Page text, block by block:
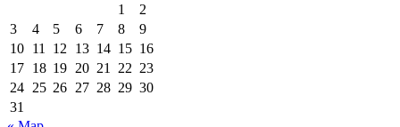
1
2
3
4 5 6 7 8
9
10 11 12 13 14 15 16
17 18 19 20 21 22 23
24 25 26 27 28 29 30
31